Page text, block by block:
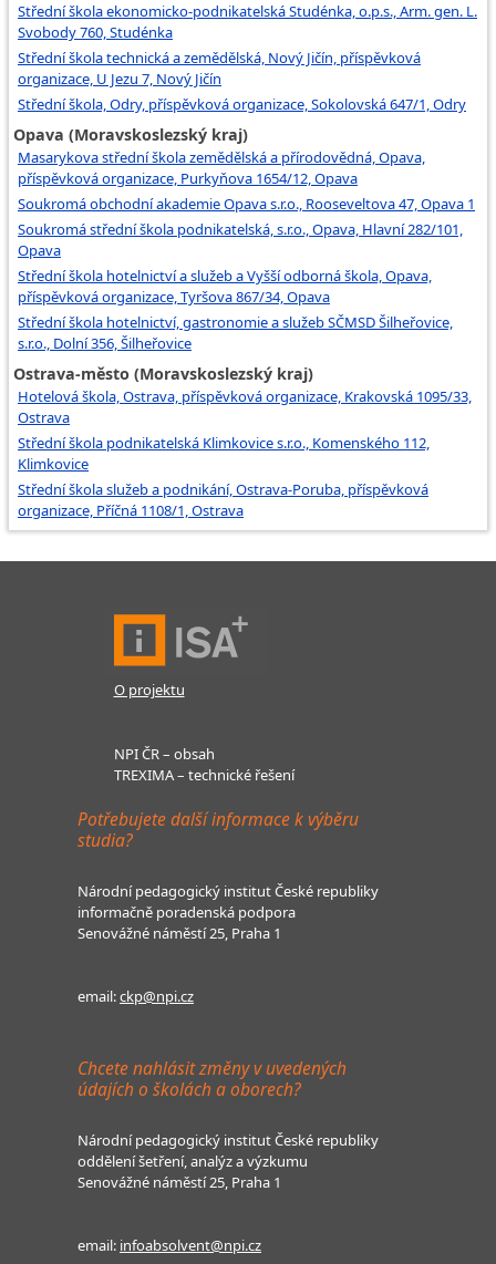
Střední škola ekonomicko-podnikatelská Studénka, o.p.s., Arm. gen. L.
Svobody 760, Studénka
Střední škola technická a zemědělská, Nový Jičín, příspěvková
organizace, U Jezu 7, Nový Jičín
Střední škola, Odry, příspěvková organizace, Sokolovská 647/1, Odry
Opava (Moravskoslezský kraj)
Masarykova střední škola zemědělská a přírodovědná, Opava,
příspěvková organizace, Purkyňova 1654/12, Opava
Soukromá obchodní akademie Opava s.r.o., Rooseveltova 47, Opava 1
Soukromá střední škola podnikatelská, s.r.o., Opava, Hlavní 282/101,
Opava
Střední škola hotelnictví a služeb a Vyšší odborná škola, Opava,
příspěvková organizace, Tyršova 867/34, Opava
Střední škola hotelnictví, gastronomie a služeb SČMSD Šilheřovice,
s.r.o., Dolní 356, Šilheřovice
Ostrava-město (Moravskoslezský kraj)
Hotelová škola, Ostrava, příspěvková organizace, Krakovská 1095/33,
Ostrava
Střední škola podnikatelská Klimkovice s.r.o., Komenského 112,
Klimkovice
Střední škola služeb a podnikání, Ostrava-Poruba, příspěvková
organizace, Příčná 1108/1, Ostrava
O projektu
NPI ČR – obsah
TREXIMA – technické řešení
Potřebujete další informace k výběru
studia?
Národní pedagogický institut České republiky
informačně poradenská podpora
Senovážné náměstí 25, Praha 1
email:ckp@npi.cz
Chcete nahlásit změny v uvedených
údajích o školách a oborech?
Národní pedagogický institut České republiky
oddělení šetření, analýz a výzkumu
Senovážné náměstí 25, Praha 1
email: infoabsolvent@npi.cz